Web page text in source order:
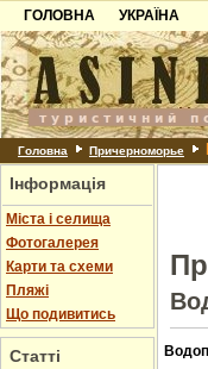
ГОЛОВНА
УКРАЇНА
Карпати
Азов
Шацьк
Головна Причерноморье
Інформація
Міста і селища
Фотогалерея
Карти та схеми
Пляжі
Що подивитись
Статті